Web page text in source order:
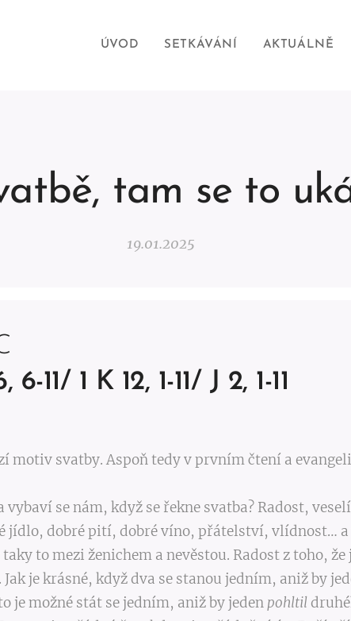
ÚVOD SETKÁVÁNÍ AKTUÁLNĚ
tam se to
19.01.2025
11/ 1 K 12, 1-11/ J 2, 1-11
motiv svatby. Aspoň tedy v prvním čtení a
vybaví se nám, když se řekne svatba? Radost,
jídlo, dobré pití, dobré víno, přátelství, vlídnost… a
to mezi ženichem a nevěstou. Radost z toho,
je krásné, když dva se stanou jedním, aniž by
je možné stát se jedním, aniž by jeden pohltil